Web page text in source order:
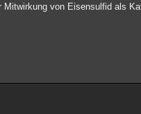
von Eisensulfid als